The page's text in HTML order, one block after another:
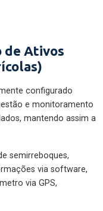
de Ativos
configurado
e monitoramento
mantendo assim a
semirreboques,
via software,
via GPS,